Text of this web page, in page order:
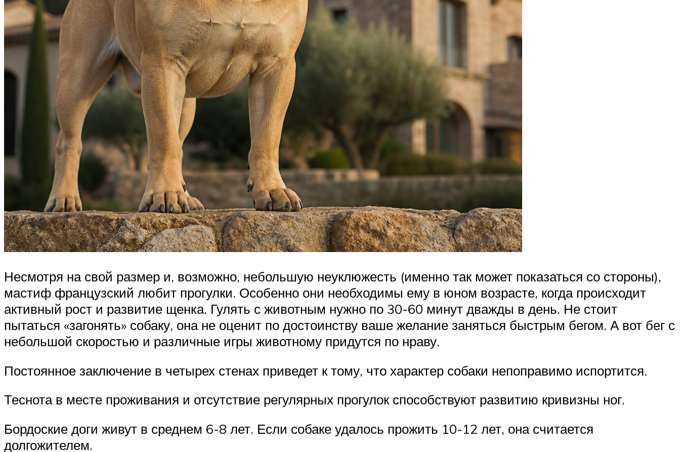
Несмотря на свой размер и, возможно, небольшую неуклюжесть (именно так может показаться со стороны),
мастиф французский любит прогулки. Особенно они необходимы ему в юном возрасте, когда происходит
активный рост и развитие щенка. Гулять с животным нужно по 30-60 минут дважды в день. Не стоит
пытаться «загонять» собаку, она не оценит по достоинству ваше желание заняться быстрым бегом. А вот бег с
небольшой скоростью и различные игры животному придутся по нраву.
Постоянное заключение в четырех стенах приведет к тому, что характер собаки непоправимо испортится.
Теснота в месте проживания и отсутствие регулярных прогулок способствуют развитию кривизны ног.
Бордоские доги живут в среднем 6-8 лет. Если собаке удалось прожить 10-12 лет, она считается
долгожителем.